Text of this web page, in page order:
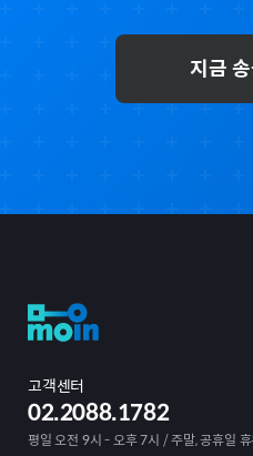
지금 송
고객센터
02.2088.1782
평일 오전 9시 - 오후 7시 / 주말, 공휴일